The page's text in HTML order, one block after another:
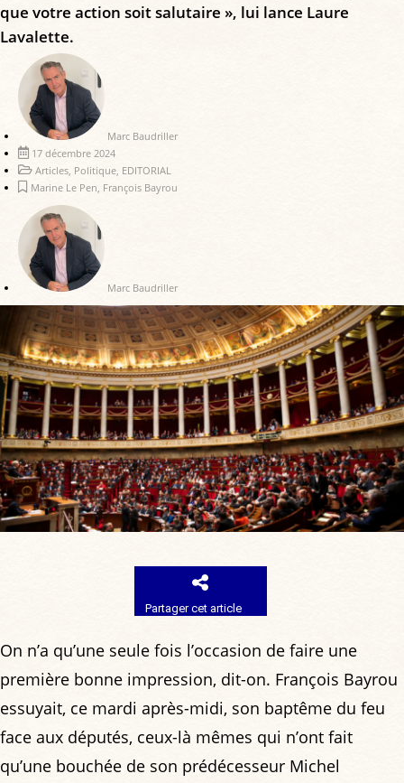
que votre action soit salutaire », lui lance Laure
Lavalette.
Marc Baudriller
17 décembre 2024
Articles Politique EDITORIAL
Marine Le Pen François Bayrou
Marc Baudriller
Partager cet article
On n’a qu’une seule fois l’occasion de faire une
première bonne impression, dit-on. François Bayrou
essuyait, ce mardi après-midi, son baptême du feu
face aux députés, ceux-là mêmes qui n’ont fait
qu’une bouchée de son prédécesseur Michel